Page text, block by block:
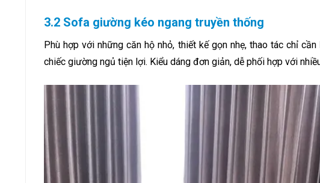
3.2 Sofa giường kéo ngang truyền thống
Phù hợp với những căn hộ nhỏ, thiết kế gọn nhẹ, thao tác chỉ cần
chiếc giường ngủ tiện lợi. Kiểu dáng đơn giản, dễ phối hợp với